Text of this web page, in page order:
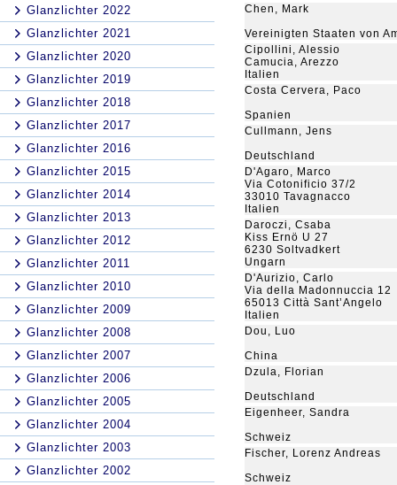
Glanzlichter 2022
Glanzlichter 2021
Glanzlichter 2020
Glanzlichter 2019
Glanzlichter 2018
Glanzlichter 2017
Glanzlichter 2016
Glanzlichter 2015
Glanzlichter 2014
Glanzlichter 2013
Glanzlichter 2012
Glanzlichter 2011
Glanzlichter 2010
Glanzlichter 2009
Glanzlichter 2008
Glanzlichter 2007
Glanzlichter 2006
Glanzlichter 2005
Glanzlichter 2004
Glanzlichter 2003
Glanzlichter 2002
Chen, Mark
Vereinigten Staaten von
Cipollini, Alessio
Camucia, Arezzo
Italien
Costa Cervera, Paco
Spanien
Cullmann, Jens
Deutschland
D'Agaro, Marco
Via Cotonificio 37/2
33010 Tavagnacco
Italien
Daroczi, Csaba
Kiss Ernö U 27
6230 Soltvadkert
Ungarn
D'Aurizio, Carlo
Via della Madonnuccia 12
65013 Città Sant’Angelo
Italien
Dou, Luo
China
Dzula, Florian
Deutschland
Eigenheer, Sandra
Schweiz
Fischer, Lorenz Andreas
Schweiz